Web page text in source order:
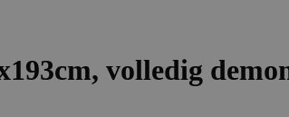
volledig